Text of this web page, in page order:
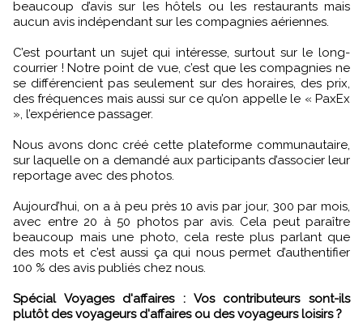
beaucoup d’avis sur les hôtels ou les restaurants mais
aucun avis indépendant sur les compagnies aériennes.
C’est pourtant un sujet qui intéresse, surtout sur le long-
courrier ! Notre point de vue, c’est que les compagnies ne
se différencient pas seulement sur des horaires, des prix,
des fréquences mais aussi sur ce qu’on appelle le « PaxEx
», l’expérience passager.
Nous avons donc créé cette plateforme communautaire,
sur laquelle on a demandé aux participants d’associer leur
reportage avec des photos.
Aujourd’hui, on a à peu près 10 avis par jour, 300 par mois,
avec entre 20 à 50 photos par avis. Cela peut paraître
beaucoup mais une photo, cela reste plus parlant que
des mots et c’est aussi ça qui nous permet d’authentifier
100 % des avis publiés chez nous.
Spécial Voyages d'affaires : Vos contributeurs sont-ils
plutôt des voyageurs d'affaires ou des voyageurs loisirs ?